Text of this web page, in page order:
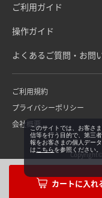
ご利用ガイド
操作ガイド
よくあるご質問・お問
ご利用規約
プライバシーポリシー
会社概要このサイトでは、お客さ
信等を行う目的で、第三
報をお客さまの個人デー
は こちらを参照ください。